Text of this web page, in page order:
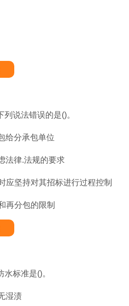
说法错误的是()。
给分承包单位
法律.法规的要求
应坚持对其招标进行过程控制
再分包的限制
标准是()。
湿渍